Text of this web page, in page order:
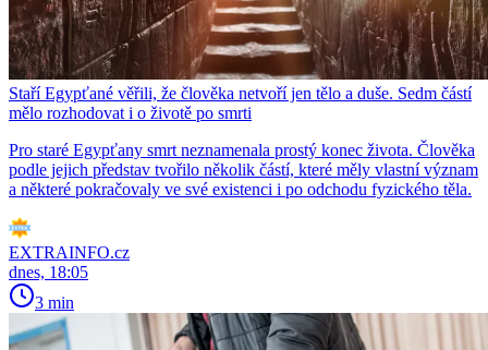
Staří Egypťané věřili, že člověka netvoří jen tělo a duše. Sedm částí
mělo rozhodovat i o životě po smrti
Pro staré Egypťany smrt neznamenala prostý konec života. Člověka
podle jejich představ tvořilo několik částí, které měly vlastní význam
a některé pokračovaly ve své existenci i po odchodu fyzického těla.
EXTRAINFO.cz
dnes, 18:05
3 min